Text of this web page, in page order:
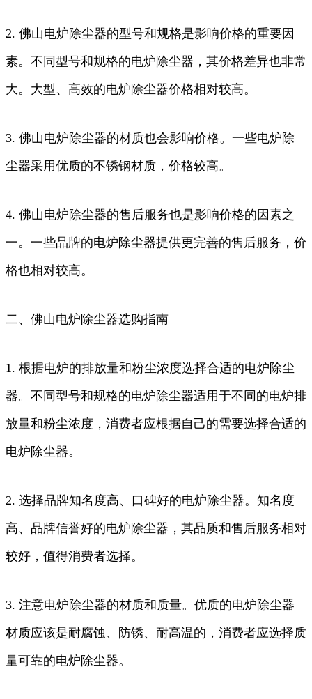
2. 佛山电炉除尘器的型号和规格是影响价格的重要因
素。不同型号和规格的电炉除尘器，其价格差异也非常
大。大型、高效的电炉除尘器价格相对较高。
3. 佛山电炉除尘器的材质也会影响价格。一些电炉除
尘器采用优质的不锈钢材质，价格较高。
4. 佛山电炉除尘器的售后服务也是影响价格的因素之
一。一些品牌的电炉除尘器提供更完善的售后服务，价
格也相对较高。
二、佛山电炉除尘器选购指南
1. 根据电炉的排放量和粉尘浓度选择合适的电炉除尘
器。不同型号和规格的电炉除尘器适用于不同的电炉排
放量和粉尘浓度，消费者应根据自己的需要选择合适的
电炉除尘器。
2. 选择品牌知名度高、口碑好的电炉除尘器。知名度
高、品牌信誉好的电炉除尘器，其品质和售后服务相对
较好，值得消费者选择。
3. 注意电炉除尘器的材质和质量。优质的电炉除尘器
材质应该是耐腐蚀、防锈、耐高温的，消费者应选择质
量可靠的电炉除尘器。